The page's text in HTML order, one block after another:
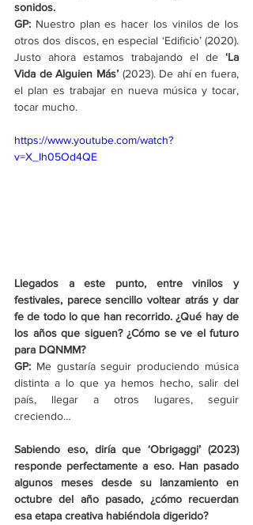
sonidos.
GP: Nuestro plan es hacer los vinilos de los
otros dos discos, en especial ‘Edificio’ (2020).
Justo ahora estamos trabajando el de ‘La
Vida de Alguien Más’ (2023). De ahí en fuera,
el plan es trabajar en nueva música y tocar,
tocar mucho.
https://www.youtube.com/watch?
v=X_Ih05Od4QE
Llegados a este punto, entre vinilos y
festivales, parece sencillo voltear atrás y dar
fe de todo lo que han recorrido. ¿Qué hay de
los años que siguen? ¿Cómo se ve el futuro
para DQNMM?
GP: Me gustaría seguir produciendo música
distinta a lo que ya hemos hecho, salir del
país, llegar a otros lugares, seguir
creciendo…
Sabiendo eso, diría que ‘Obrigaggi’ (2023)
responde perfectamente a eso. Han pasado
algunos meses desde su lanzamiento en
octubre del año pasado, ¿cómo recuerdan
esa etapa creativa habiéndola digerido?